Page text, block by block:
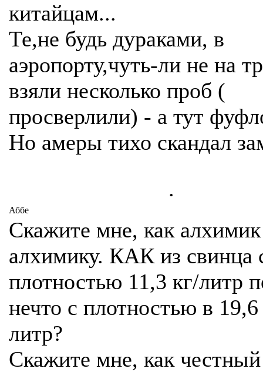
китайцам...
Те,не будь дураками, в
аэропорту,чуть-ли не на
взяли несколько проб (
просверлили) - а тут
Но амеры тихо скандал
.
Аббе
Скажите мне, как алхимик
алхимику. КАК из свинца
плотностью 11,3 кг/литр
нечто с плотностью в 19,6
литр?
Скажите мне, как честный